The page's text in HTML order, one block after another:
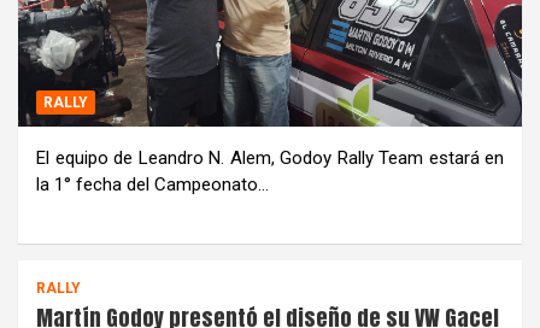
RALLY
El equipo de Leandro N. Alem, Godoy Rally Team estará en
la 1° fecha del Campeonato…
RALLY
Martín Godoy presentó el diseño de su VW Gacel